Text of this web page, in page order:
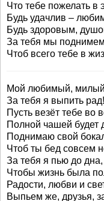
Что тебе пожелать в
Будь удачлив –
Будь здоровым,
За тебя мы
Чтоб всего тебе в
Мой любимый, милый
За тебя я выпить рад!
Пусть везёт тебе во
Полной чашей будет
Поднимаю свой
Чтоб ты бед совсем
За тебя я пью до дна,
Чтобы жизнь была
Радости, любви и
Выпьем же, друзья,